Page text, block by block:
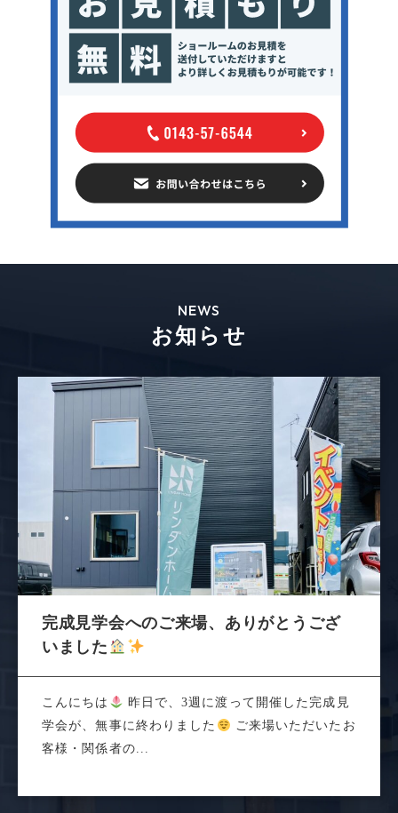
NEWS
お知らせ
完成見学会へのご来場、ありがとうござ
いました
こんにちは
昨日で、3週に渡って開催した完成見
学会が、無事に終わりました
ご来場いただいたお
客様・関係者の...